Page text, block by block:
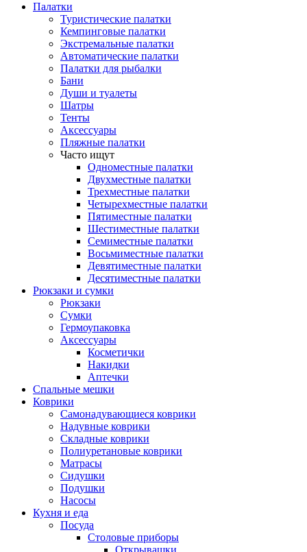
Палатки
Туристические палатки
Кемпинговые палатки
Экстремальные палатки
Автоматические палатки
Палатки для рыбалки
Бани
Души и туалеты
Шатры
Тенты
Аксессуары
Пляжные палатки
Часто ищут
Одноместные палатки
Двухместные палатки
Трехместные палатки
Четырехместные палатки
Пятиместные палатки
Шестиместные палатки
Семиместные палатки
Восьмиместные палатки
Девятиместные палатки
Десятиместные палатки
Рюкзаки и сумки
Рюкзаки
Сумки
Гермоупаковка
Аксессуары
Косметички
Накидки
Аптечки
Спальные мешки
Коврики
Самонадувающиеся коврики
Надувные коврики
Складные коврики
Полиуретановые коврики
Матрасы
Сидушки
Подушки
Насосы
Кухня и еда
Посуда
Столовые приборы
Открывашки